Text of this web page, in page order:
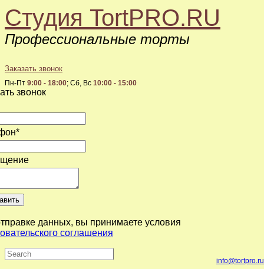
Студия TortPRO.RU
Профессиональные торты
Пн-Пт 9:00 - 18:00; Сб, Вс 10:00 - 15:00
звонок
*
данных, вы принимаете условия
соглашения
info@tortpro.ru